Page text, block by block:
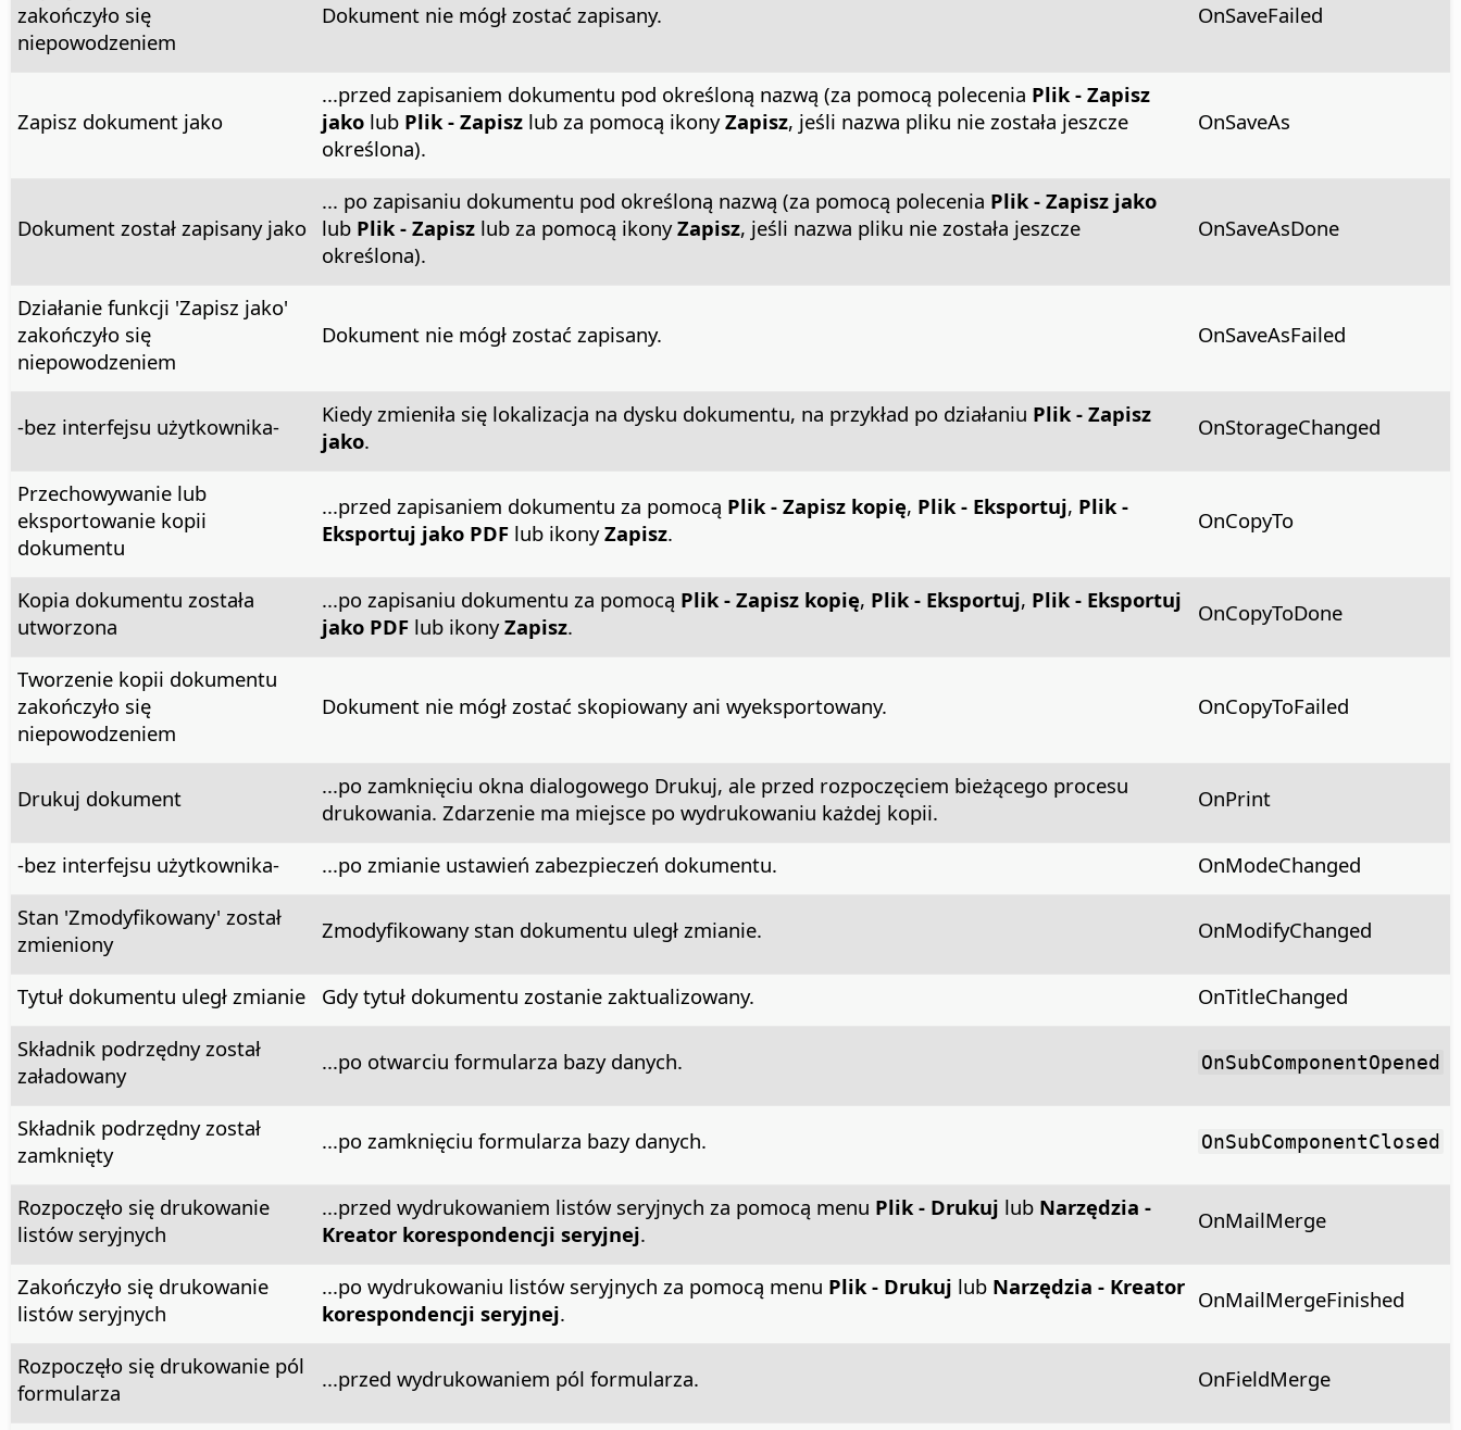
zakończyło się
niepowodzeniem
Dokument nie mógł zostać zapisany. OnSaveFailed
Zapisz dokument jako
...przed zapisaniem dokumentu pod określoną nazwą (za pomocą polecenia Plik - Zapisz
jakolub Plik - Zapiszlub za pomocą ikonyZapisz, jeśli nazwa pliku nie została jeszcze
określona).
OnSaveAs
Dokument został zapisany jako
... po zapisaniu dokumentu pod określoną nazwą (za pomocą polecenia Plik - Zapisz jako
lub Plik - Zapiszlub za pomocą ikonyZapisz, jeśli nazwa pliku nie została jeszcze
określona).
OnSaveAsDone
Działanie funkcji 'Zapisz jako'
zakończyło się
niepowodzeniem
Dokument nie mógł zostać zapisany. OnSaveAsFailed
-bez interfejsu użytkownika- Kiedy zmieniła się lokalizacja na dysku dokumentu, na przykład po działaniu Plik - Zapisz
jako.
OnStorageChanged
Przechowywanie lub
eksportowanie kopii
dokumentu
...przed zapisaniem dokumentu za pomocą Plik - Zapisz kopię, Plik - Eksportuj, Plik -
Eksportuj jako PDFlub ikonyZapisz. OnCopyTo
Kopia dokumentu została
utworzona
...po zapisaniu dokumentu za pomocą Plik - Zapisz kopię, Plik - Eksportuj, Plik - Eksportuj
jako PDFlub ikonyZapisz.
OnCopyToDone
Tworzenie kopii dokumentu
zakończyło się
niepowodzeniem
Dokument nie mógł zostać skopiowany ani wyeksportowany. OnCopyToFailed
Drukuj dokument
...po zamknięciu okna dialogowego Drukuj, ale przed rozpoczęciem bieżącego procesu
drukowania. Zdarzenie ma miejsce po wydrukowaniu każdej kopii.
OnPrint
-bez interfejsu użytkownika- ...po zmianie ustawień zabezpieczeń dokumentu.
OnModeChanged
Stan 'Zmodyfikowany' został
zmieniony
Zmodyfikowany stan dokumentu uległ zmianie. OnModifyChanged
Tytuł dokumentu uległ zmianie Gdy tytuł dokumentu zostanie zaktualizowany.
OnTitleChanged
Składnik podrzędny został
załadowany
...po otwarciu formularza bazy danych. OnSubComponentOpened
Składnik podrzędny został
zamknięty
...po zamknięciu formularza bazy danych. OnSubComponentClosed
Rozpoczęło się drukowanie
listów seryjnych
...przed wydrukowaniem listów seryjnych za pomocą menu Plik - Drukuj lub Narzędzia -
Kreator korespondencji seryjnej.
OnMailMerge
Zakończyło się drukowanie
listów seryjnych
...po wydrukowaniu listów seryjnych za pomocą menu Plik - Drukuj lub Narzędzia - Kreator
korespondencji seryjnej.
OnMailMergeFinished
Rozpoczęło się drukowanie pól
formularza
...przed wydrukowaniem pól formularza. OnFieldMerge